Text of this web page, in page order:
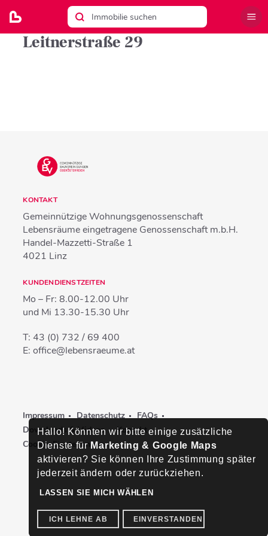
Leitnerstraße 29
KONTAKT
Gemeinnützige Wohnungsgenossenschaft
Lebensräume eingetragene Genossenschaft m.b.H.
Handel-Mazzetti-Straße 1
4021 Linz
KUNDENDIENSTZEITEN
Mo – Fr: 8.00-12.00 Uhr
und Mi 13.30-15.30 Uhr
T:43 (0) 732 / 69 400
E:office@lebensraeume.at
Impressum Datenschutz
FAQs
Downloads & Videos
Kontakt
Cookie-Einstellungen
Hallo! Könnten wir bitte einige zusätzliche
Dienste für Marketing & Google Maps
aktivieren? Sie können Ihre Zustimmung später
jederzeit ändern oder zurückziehen.
LASSEN SIE MICH WÄHLEN
ICH LEHNE AB EINVERSTANDEN